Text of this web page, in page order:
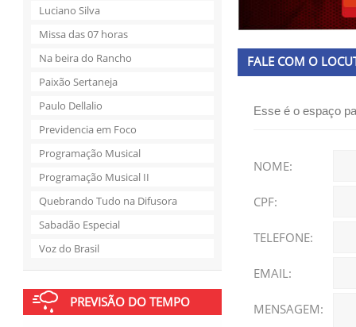
Luciano Silva
Missa das 07 horas
Na beira do Rancho
Paixão Sertaneja
Paulo Dellalio
Previdencia em Foco
Programação Musical
Programação Musical II
Quebrando Tudo na Difusora
Sabadão Especial
Voz do Brasil
PREVISÃO DO TEMPO
FALE COM O
Esse é o espaço
NOME:
CPF:
TELEFONE:
EMAIL:
MENSAGEM: